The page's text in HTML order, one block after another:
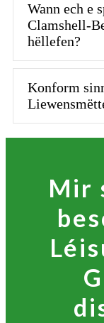
Wann ech e
Clamshell-
hëllefen?
Konform
Mir